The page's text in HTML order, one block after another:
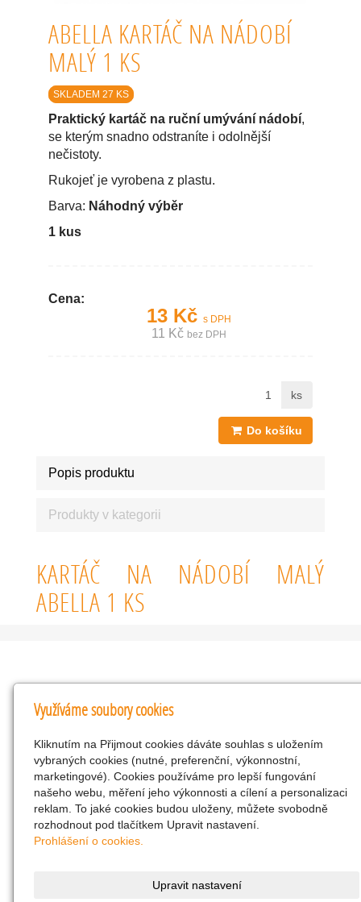
ABELLA KARTÁČ NA NÁDOBÍ
MALÝ 1 KS
SKLADEM 27 KS
Praktický kartáč na ruční umývání nádobí,
se kterým snadno odstraníte i odolnější
nečistoty.
Rukojeť je vyrobena z plastu.
Barva: Náhodný výběr
1 kus
Cena:
13 Kč s DPH
11 Kč bez DPH
ks
Do košíku
Popis produktu
Produkty v kategorii
KARTÁČ NA NÁDOBÍ MALÝ
ABELLA 1 KS
Kontakty
KNK obchodní společnost s r.o.
Komenského 127, Žacléř, 542 01 Číslo účtu:
286293602/0300
25298518
CZ25298518
info@drogerienacestach.cz
Využíváme soubory cookies
Kliknutím na Přijmout cookies dáváte souhlas s uložením
vybraných cookies (nutné, preferenční, výkonnostní,
marketingové). Cookies používáme pro lepší fungování
našeho webu, měření jeho výkonnosti a cílení a personalizaci
reklam. To jaké cookies budou uloženy, můžete svobodně
rozhodnout pod tlačítkem Upravit nastavení.
Prohlášení o cookies.
Upravit nastavení